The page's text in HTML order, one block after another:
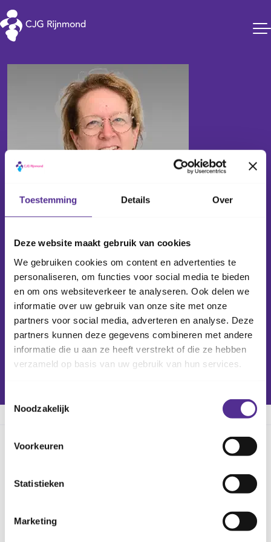
Toestemming Details Over
Deze website maakt gebruik van cookies
We gebruiken cookies om content en advertenties te
personaliseren, om functies voor social media te bieden
en om ons websiteverkeer te analyseren. Ook delen we
informatie over uw gebruik van onze site met onze
partners voor social media, adverteren en analyse. Deze
partners kunnen deze gegevens combineren met andere
informatie die u aan ze heeft verstrekt of die ze hebben
verzameld op basis van uw gebruik van hun services.
Noodzakelijk
Voorkeuren
Statistieken
Marketing
CJG Rijnmond
Jeugdverpleegkundige
BIG:59047700630
m.zuurmond@cjgrijnmond.nl
06 51 48 05 07
Maandag t/m donderdag
Deel deze pagina